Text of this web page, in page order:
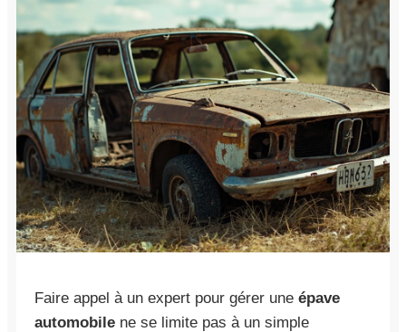
Faire appel à un expert pour gérer une épave
automobile ne se limite pas à un simple